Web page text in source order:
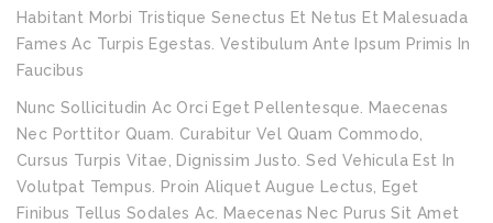
Habitant Morbi Tristique Senectus Et Netus Et Malesuada
Fames Ac Turpis Egestas. Vestibulum Ante Ipsum Primis In
Faucibus
Nunc Sollicitudin Ac Orci Eget Pellentesque. Maecenas
Nec Porttitor Quam. Curabitur Vel Quam Commodo,
Cursus Turpis Vitae, Dignissim Justo. Sed Vehicula Est In
Volutpat Tempus. Proin Aliquet Augue Lectus, Eget
Finibus Tellus Sodales Ac. Maecenas Nec Purus Sit Amet